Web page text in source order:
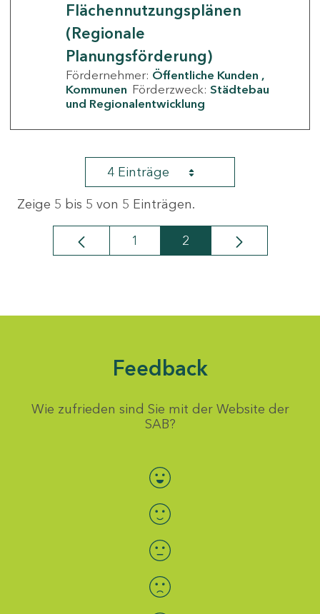
Flächennutzungsplänen
(Regionale
Planungsförderung)
Fördernehmer: Öffentliche Kunden
Kommunen Förderzweck: Städtebau
und Regionalentwicklung
4 Einträge
Zeige 5 bis 5 von 5 Einträgen.
Seite
1 Seite
2
Feedback
Wie zufrieden sind Sie mit der Website der
SAB?
Bewertung auswählen